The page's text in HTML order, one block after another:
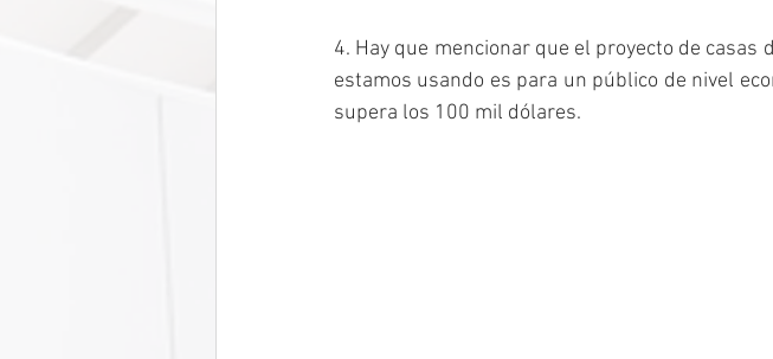
4. Hay que mencionar que el proyecto de
estamos usando es para un público de nivel
supera los 100 mil dólares.